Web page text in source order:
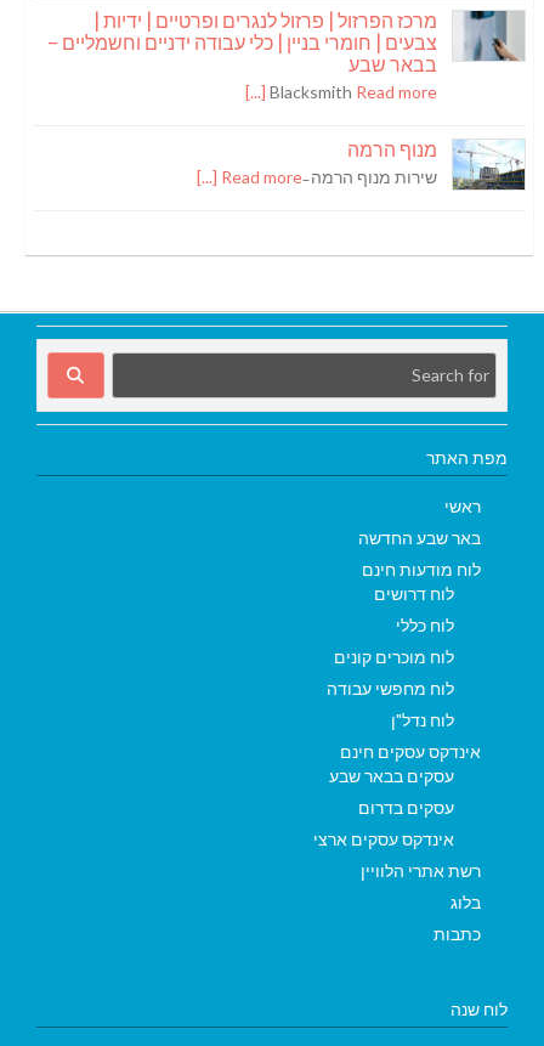
מרכז הפרזול | פרזול לנגרים ופרטיים | ידיות |
צבעים | חומרי בניין | כלי עבודה ידניים וחשמליים –
בבאר שבע
Blacksmith Read more [...]
מנוף הרמה
שירות מנוף הרמה ̵Read more [...]
מפת האתר
ראשי
באר שבע החדשה
לוח מודעות חינם
לוח דרושים
לוח כללי
לוח מוכרים קונים
לוח מחפשי עבודה
לוח נדל"ן
אינדקס עסקים חינם
עסקים בבאר שבע
עסקים בדרום
אינדקס עסקים ארצי
רשת אתרי הלוויין
בלוג
כתבות
לוח שנה